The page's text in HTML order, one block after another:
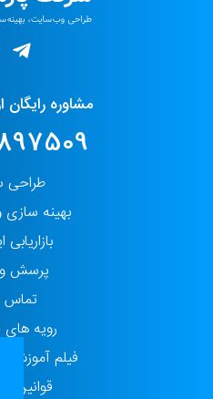
مشاوره
طراحی
بهینه
بازاریابی
پرسش
تماس
رویه
فیلم آموزش
قوانین